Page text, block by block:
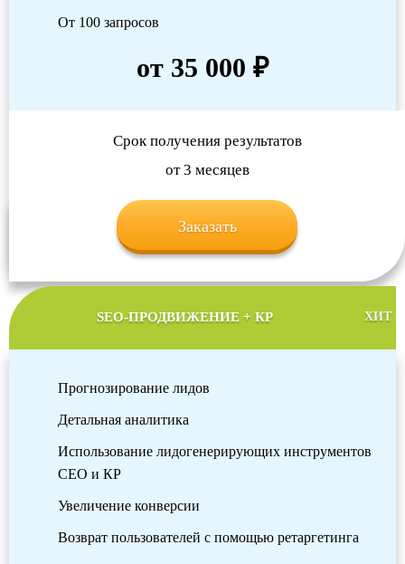
От 100 запросов
от 35 000 ₽
Срок получения результатов
от 3 месяцев
Заказать
SEO-ПРОДВИЖЕНИЕ + КР ХИТ
Прогнозирование лидов
Детальная аналитика
Использование лидогенерирующих инструментов
СЕО и КР
Увеличение конверсии
Возврат пользователей с помощью ретаргетинга